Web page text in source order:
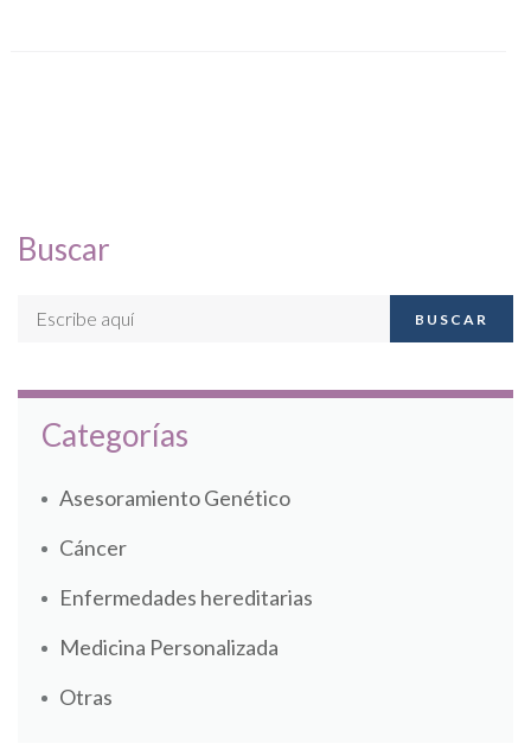
Buscar
BUSCAR
Categorías
Asesoramiento Genético
Cáncer
Enfermedades hereditarias
Medicina Personalizada
Otras